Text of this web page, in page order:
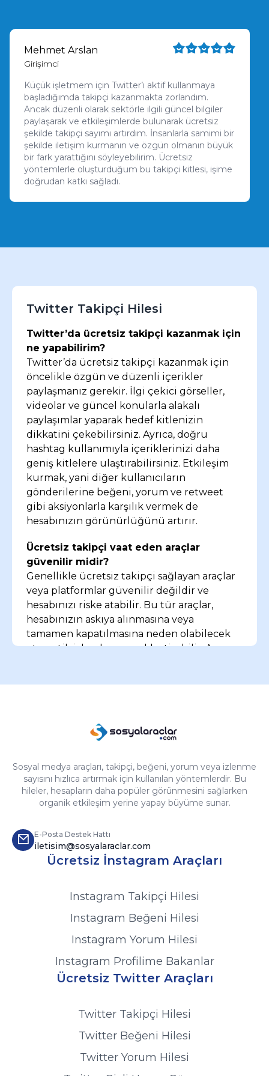
Mehmet Arslan
Girişimci
Küçük işletmem için Twitter’ı aktif kullanmaya
başladığımda takipçi kazanmakta zorlandım.
Ancak düzenli olarak sektörle ilgili güncel bilgiler
paylaşarak ve etkileşimlerde bulunarak ücretsiz
şekilde takipçi sayımı artırdım. İnsanlarla samimi bir
şekilde iletişim kurmanın ve özgün olmanın büyük
bir fark yarattığını söyleyebilirim. Ücretsiz
yöntemlerle oluşturduğum bu takipçi kitlesi, işime
doğrudan katkı sağladı.
Ezgi Demir
güvenilir olmadığını fark ettim. Bunun yerine,
kendi tasarımlarımı paylaşmaya ve doğru hashtag
kullanmaya başladım. Bu süreçte takipçi sayım
doğal olarak artmaya başladı. Zamanla daha fazla
etkileşim alıyor ve takipçilerimin gerçekten
ilgilendiği bir kitle oluşturuyorum.
Ahmet Yıldırım
Sosyal Medya Uzmanı
Twitter’da takipçi kazanmak için birçok yöntemi
denemiş biri olarak, ücretsiz ve organik yolların
uzun vadede en etkili seçenek olduğunu
düşünüyorum. Düzenli ve özgün içerik paylaşarak
hedef kitleme ulaşmayı başardım. Takipçi sayımı
artırmak için farklı araçları denemek cazip görünse
de, bu tür yöntemler genellikle hesabınıza zarar
verebilir. Sabırlı olup kaliteli içerik üretmeye
odaklanmanızı tavsiye ederim.
Twitter Takipçi Hilesi
Twitter’da ücretsiz takipçi kazanmak için
ne yapabilirim?
Twitter’da ücretsiz takipçi kazanmak için
öncelikle özgün ve düzenli içerikler
paylaşmanız gerekir. İlgi çekici görseller,
videolar ve güncel konularla alakalı
paylaşımlar yaparak hedef kitlenizin
dikkatini çekebilirsiniz. Ayrıca, doğru
hashtag kullanımıyla içeriklerinizi daha
geniş kitlelere ulaştırabilirsiniz. Etkileşim
kurmak, yani diğer kullanıcıların
gönderilerine beğeni, yorum ve retweet
gibi aksiyonlarla karşılık vermek de
hesabınızın görünürlüğünü artırır.
Ücretsiz takipçi vaat eden araçlar
güvenilir midir?
Genellikle ücretsiz takipçi sağlayan araçlar
veya platformlar güvenilir değildir ve
hesabınızı riske atabilir. Bu tür araçlar,
hesabınızın askıya alınmasına veya
tamamen kapatılmasına neden olabilecek
otomatik işlemler gerçekleştirebilir. Ayrıca,
püf noktaları nelerdir?
Düzenli olarak kaliteli içerik paylaşın.
Hedef kitlenize uygun doğru hashtag’leri
Takipçilerinizle aktif olarak iletişim kurun.
Gündemdeki konulara dair özgün
paylaşımlar yapın.
oluşturun.
Diğer kullanıcıların içeriklerini beğenerek
Sosyal medya araçları, takipçi, beğeni, yorum veya izlenme
sayısını hızlıca artırmak için kullanılan yöntemlerdir. Bu
hileler, hesapların daha popüler görünmesini sağlarken
organik etkileşim yerine yapay büyüme sunar.
E-Posta Destek Hattı
iletisim@sosyalaraclar.com
Ücretsiz İnstagram Araçları
Instagram Takipçi Hilesi
Instagram Beğeni Hilesi
Instagram Yorum Hilesi
Instagram Profilime Bakanlar
Ücretsiz Twitter Araçları
Twitter Takipçi Hilesi
Twitter Beğeni Hilesi
Twitter Yorum Hilesi